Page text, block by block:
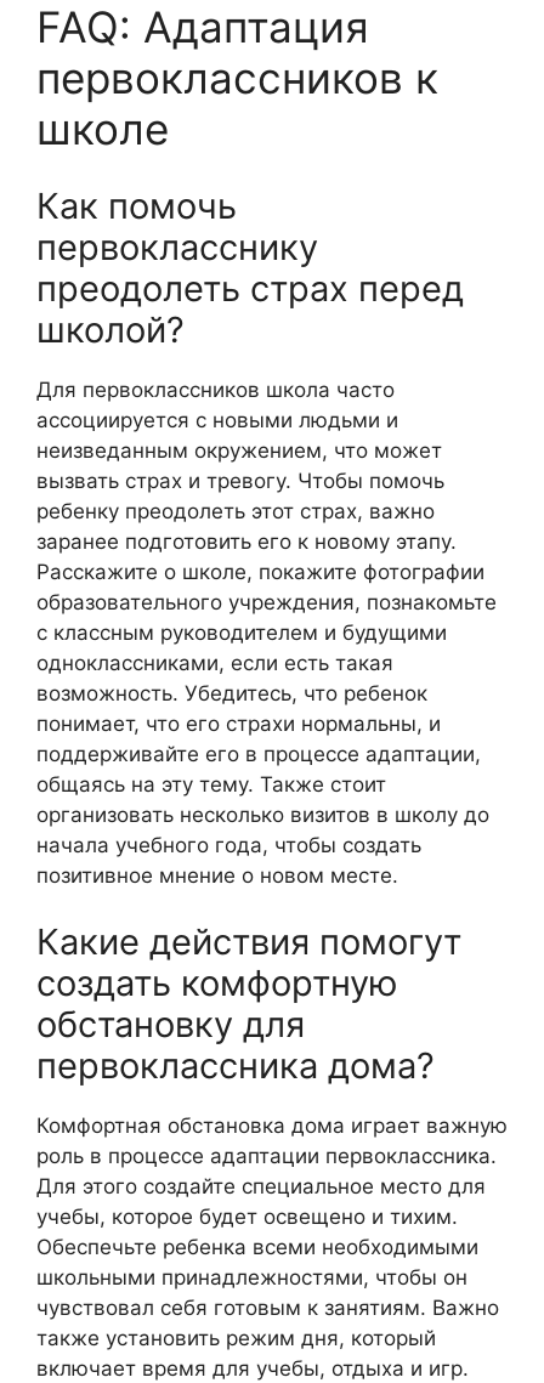
FAQ: Адаптация
первоклассников к
школе
Как помочь
первокласснику
преодолеть страх перед
школой?
Для первоклассников школа часто
ассоциируется с новыми людьми и
неизведанным окружением, что может
вызвать страх и тревогу. Чтобы помочь
ребенку преодолеть этот страх, важно
заранее подготовить его к новому этапу.
Расскажите о школе, покажите фотографии
образовательного учреждения, познакомьте
с классным руководителем и будущими
одноклассниками, если есть такая
возможность. Убедитесь, что ребенок
понимает, что его страхи нормальны, и
поддерживайте его в процессе адаптации,
общаясь на эту тему. Также стоит
организовать несколько визитов в школу до
начала учебного года, чтобы создать
позитивное мнение о новом месте.
Какие действия помогут
создать комфортную
обстановку для
первоклассника дома?
Комфортная обстановка дома играет важную
роль в процессе адаптации первоклассника.
Для этого создайте специальное место для
учебы, которое будет освещено и тихим.
Обеспечьте ребенка всеми необходимыми
школьными принадлежностями, чтобы он
чувствовал себя готовым к занятиям. Важно
также установить режим дня, который
включает время для учебы, отдыха и игр.